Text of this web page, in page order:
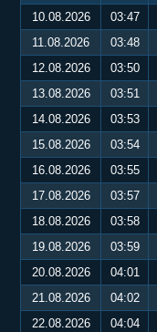
10.08.2026 03:47
11.08.2026
03:48
12.08.2026
03:50
13.08.2026
03:51
14.08.2026
03:53
15.08.2026
03:54
16.08.2026
03:55
17.08.2026
03:57
18.08.2026
03:58
19.08.2026
03:59
20.08.2026
04:01
21.08.2026
04:02
22.08.2026
04:04